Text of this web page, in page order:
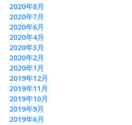
2020年8月
2020年7月
2020年6月
2020年4月
2020年3月
2020年2月
2020年1月
2019年12月
2019年11月
2019年10月
2019年9月
2019年6月